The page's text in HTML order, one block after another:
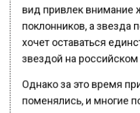
вид привлек внимание
поклонников, а звезда
хочет оставаться
звездой на
Однако за это время
поменялись, и многие